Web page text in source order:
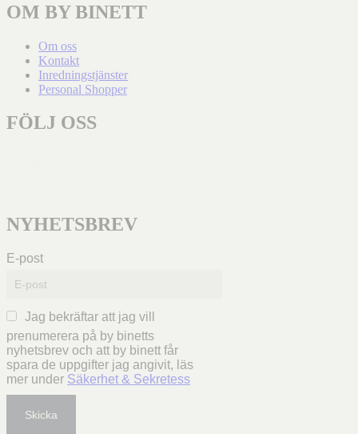
OM BY BINETT
Om oss
Kontakt
Inredningstjänster
Personal Shopper
FÖLJ OSS
NYHETSBREV
E-post
Jag bekräftar att jag vill
prenumerera på by binetts
nyhetsbrev och att by binett får
spara de uppgifter jag angivit, läs
mer under Säkerhet & Sekretess
Skicka